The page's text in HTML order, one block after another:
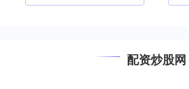
配资炒股网